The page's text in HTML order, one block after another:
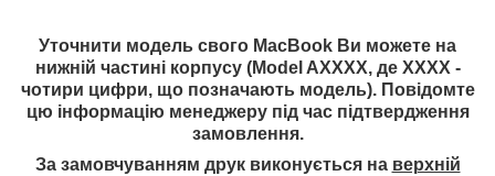
Уточнити модель свого MacBook Ви можете на
нижній частині корпусу (Model AXXXX, де XXXX -
чотири цифри, що позначають модель). Повідомте
цю інформацію менеджеру під час підтвердження
замовлення.
За замовчуванням друк виконується на верхній